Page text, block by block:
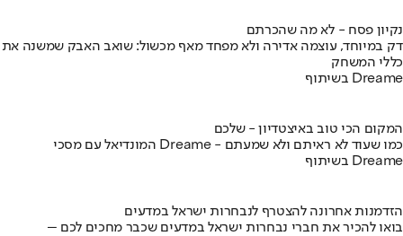
נקיון פסח - לא מה שהכרתם
דק במיוחד, עוצמה אדירה ולא מפחד מאף מכשול: שואב האבק שמשנה את
כללי המשחק
בשיתוף Dreame
המקום הכי טוב באיצטדיון - שלכם
המונדיאל עם מסכי Dreame - כמו שעוד לא ראיתם ולא שמעתם
בשיתוף Dreame
הזדמנות אחרונה להצטרף לנבחרות ישראל במדעים
בואו להכיר את חברי נבחרות ישראל במדעים שכבר מחכים לכם –